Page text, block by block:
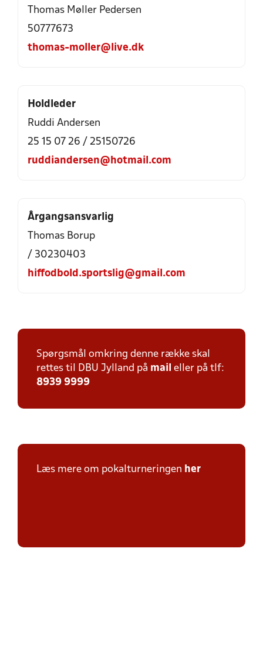
Thomas Møller Pedersen
50777673
thomas-moller@live.dk
Holdleder
Ruddi Andersen
25 15 07 26 / 25150726
ruddiandersen@hotmail.com
Årgangsansvarlig
Thomas Borup
/ 30230403
hiffodbold.sportslig@gmail.com
Spørgsmål omkring denne række skal
rettes til DBU Jylland på mail eller på tlf:
8939 9999
Læs mere om pokalturneringen her